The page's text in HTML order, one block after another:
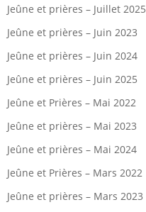
Jeûne et prières – Juillet 2025
Jeûne et prières – Juin 2023
Jeûne et prières – Juin 2024
Jeûne et prières – Juin 2025
Jeûne et Prières – Mai 2022
Jeûne et prières – Mai 2023
Jeûne et prières – Mai 2024
Jeûne et Prières – Mars 2022
Jeûne et prières – Mars 2023